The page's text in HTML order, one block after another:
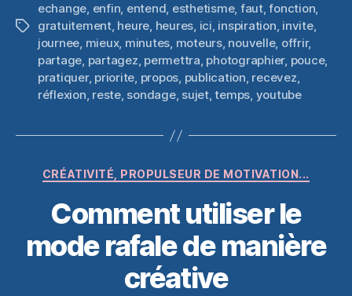
Étiquettes
echange, enfin, entend, esthetisme, faut,fonction,
gratuitement, heure, heures, ici, inspiration, invite,
journee, mieux, minutes, moteurs, nouvelle, offrir,
partage, partagez, permettra, photographier, pouce,
pratiquer, priorite, propos, publication, recevez,
réflexion, reste, sondage, sujet,temps, youtube
Catégories
CRÉATIVITÉ, PROPULSEUR DE MOTIVATION...
Comment utiliser le
mode rafale de manière
créative